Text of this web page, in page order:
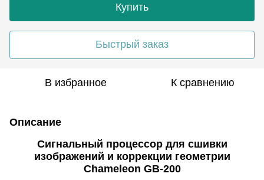
Купить
Быстрый заказ
В избранное К сравнению
Описание
Сигнальный процессор для сшивки
изображений и коррекции геометрии
Chameleon GB-200